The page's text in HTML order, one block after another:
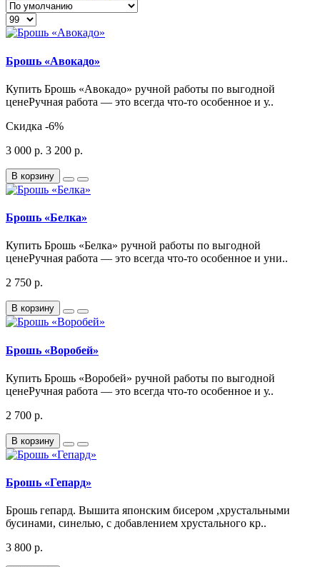
Брошь «Авокадо»
Купить Брошь «Авокадо» ручной работы по выгодной
ценеРучная работа — это всегда что-то особенное и у..
Скидка -6%
3 000 р. 3 200 р.
В корзину
Брошь «Белка»
Купить Брошь «Белка» ручной работы по выгодной
ценеРучная работа — это всегда что-то особенное и уни..
2 750 р.
В корзину
Брошь «Воробей»
Купить Брошь «Воробей» ручной работы по выгодной
ценеРучная работа — это всегда что-то особенное и у..
2 700 р.
В корзину
Брошь «Гепард»
Брошь гепард. Вышита японским бисером ,хрустальными
бусинами, синелью, с добавлением хрустального кр..
3 800 р.